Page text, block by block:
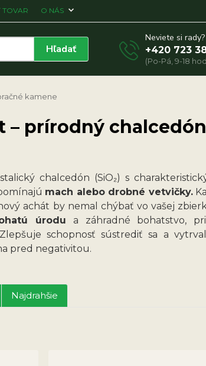
TOVAR O NÁS
Hľadať
Neviete si
+420 723
(Po-Pá, 9-18
kamene
– prírodný
chalcedón (SiO₂) s
mach alebo drobné vetvičky.
achát by nemal chýbať vo vašej
úrodu a záhradné bohatstvo,
schopnosť sústrediť sa a
pred negativitou.
Najdrahšie